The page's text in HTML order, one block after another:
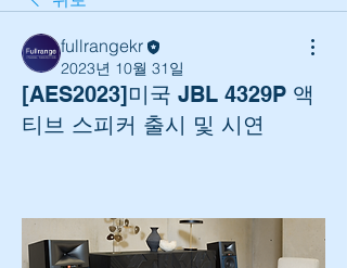
fullrangekr
2023년 10월 31일
[AES2023]미국 JBL 4329P 액
티브 스피커 출시 및 시연